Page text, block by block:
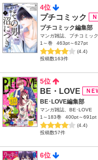
4位
プチコミック
プチコミック編集部
マンガ雑誌、プチコミック
1～巻
463pt～627pt
(4.4)
投稿数163件
5位
BE・LOVE
BE･LOVE編集部
マンガ雑誌、BE･LOVE
1～183巻
400pt～691pt
(4.4)
投稿数57件
6位